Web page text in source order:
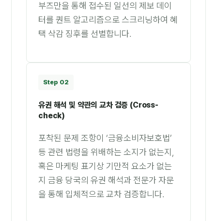
부즈만을 통해 접수된 일선의 제보 데이
터를 퀀트 알고리즘으로 스크리닝하여 혜
택 삭감 징후를 선별합니다.
Step 02
유권 해석 및 약관의 교차 검증 (Cross-
check)
포착된 문제 조항이 ‘금융소비자보호법’
등 관련 법령을 위배하는 소지가 없는지,
혹은 마케팅 표기상 기만적 요소가 없는
지 금융 당국의 유권 해석과 전문가 자문
을 통해 입체적으로 교차 검증합니다.